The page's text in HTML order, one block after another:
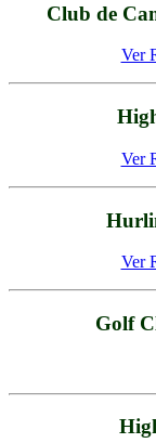
Club de
Ver
Ver
Ver
Golf